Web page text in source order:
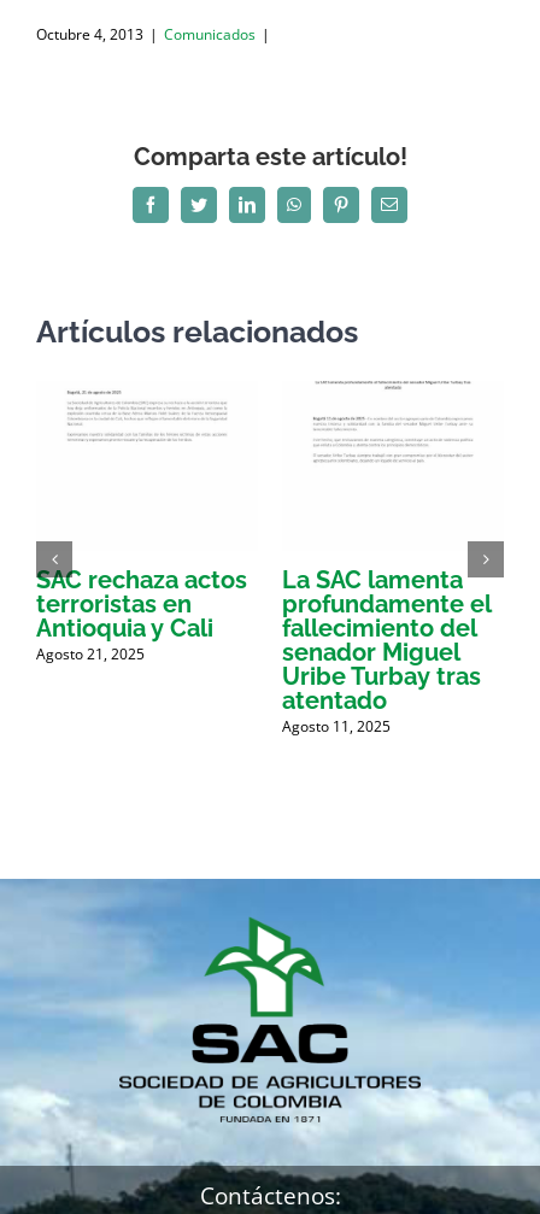
Octubre 4, 2013 | Comunicados |
Comparta este artículo!
FacebookTwitterLinkedInWhatsAppPinterestCorreo
electrónico
Artículos relacionados
SAC rechaza actos
terroristas en
Antioquia y Cali
Agosto 21, 2025
La SAC lamenta
profundamente el
fallecimiento del
senador Miguel
Uribe Turbay tras
atentado
Agosto 11, 2025
Contáctenos: